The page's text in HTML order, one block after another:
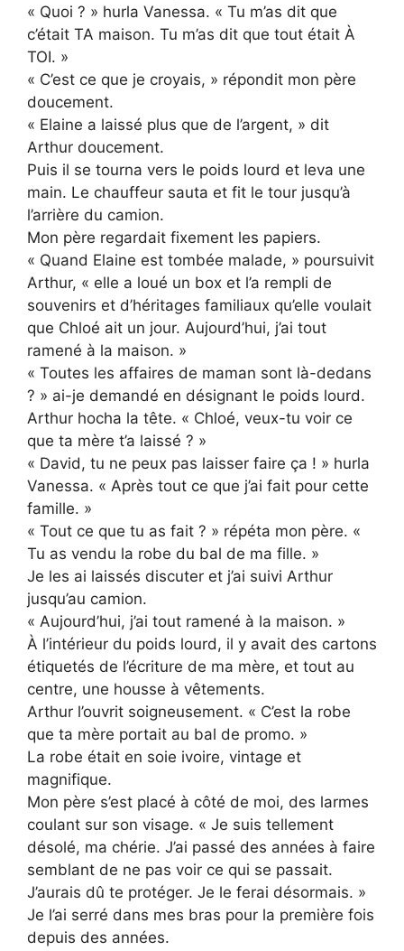
« Quoi ? » hurla Vanessa. « Tu m’as dit que
c’était TA maison. Tu m’as dit que tout était À
TOI. »
« C’est ce que je croyais, » répondit mon père
doucement.
« Elaine a laissé plus que de l’argent, » dit
Arthur doucement.
Puis il se tourna vers le poids lourd et leva une
main. Le chauffeur sauta et fit le tour jusqu’à
l’arrière du camion.
Mon père regardait fixement les papiers.
« Quand Elaine est tombée malade, » poursuivit
Arthur, « elle a loué un box et l’a rempli de
souvenirs et d’héritages familiaux qu’elle voulait
que Chloé ait un jour. Aujourd’hui, j’ai tout
ramené à la maison. »
« Toutes les affaires de maman sont là-dedans
? » ai-je demandé en désignant le poids lourd.
Arthur hocha la tête. « Chloé, veux-tu voir ce
que ta mère t’a laissé ? »
« David, tu ne peux pas laisser faire ça ! » hurla
Vanessa. « Après tout ce que j’ai fait pour cette
famille. »
« Tout ce que tu as fait ? » répéta mon père. «
Tu as vendu la robe du bal de ma fille. »
Je les ai laissés discuter et j’ai suivi Arthur
jusqu’au camion.
« Aujourd’hui, j’ai tout ramené à la maison. »
À l’intérieur du poids lourd, il y avait des cartons
étiquetés de l’écriture de ma mère, et tout au
centre, une housse à vêtements.
Arthur l’ouvrit soigneusement. « C’est la robe
que ta mère portait au bal de promo. »
La robe était en soie ivoire, vintage et
magnifique.
Mon père s’est placé à côté de moi, des larmes
coulant sur son visage. « Je suis tellement
désolé, ma chérie. J’ai passé des années à faire
semblant de ne pas voir ce qui se passait.
J’aurais dû te protéger. Je le ferai désormais. »
Je l’ai serré dans mes bras pour la première fois
depuis des années.